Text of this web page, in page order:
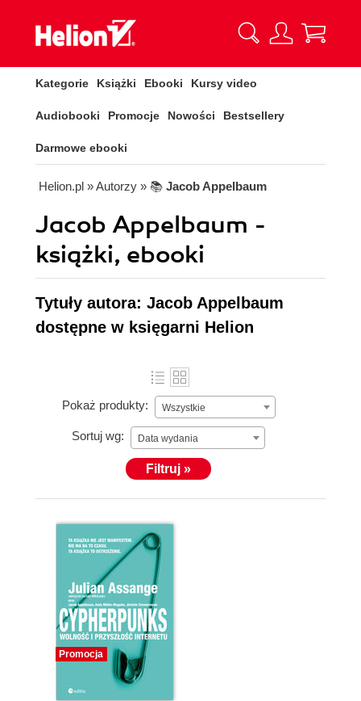
Kategorie Książki Ebooki Kursy video
Audiobooki Promocje Nowości Bestsellery
Darmowe ebooki
Helion.pl » Autorzy » 📚 Jacob Appelbaum
Jacob Appelbaum -
książki, ebooki
Tytuły autora: Jacob Appelbaum
dostępne w księgarni Helion
Pokaż produkty: Wszystkie
Sortuj wg: Data wydania
Filtruj »
Promocja